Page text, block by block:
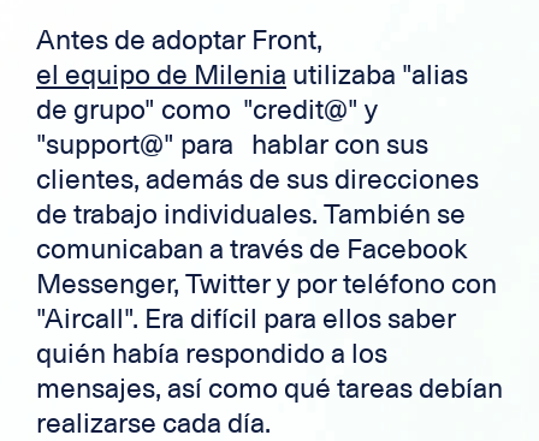
Antes de adoptar Front,
el equipo de Milenia utilizaba "alias
de grupo" como "credit@" y
"support@" para hablar con sus
clientes, además de sus direcciones
de trabajo individuales. También se
comunicaban a través de Facebook
Messenger, Twitter y por teléfono con
"Aircall". Era difícil para ellos saber
quién había respondido a los
mensajes, así como qué tareas debían
realizarse cada día.